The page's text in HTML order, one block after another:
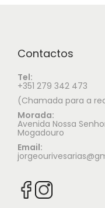
Contactos
Tel:
+351 279 342 473
(Chamada para a
Morada:
Avenida Nossa
Mogadouro
Email: